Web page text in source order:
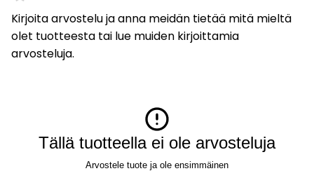
Kirjoita arvostelu ja anna meidän tietää mitä mieltä
olet tuotteesta tai lue muiden kirjoittamia
arvosteluja.
Tällä tuotteella ei ole arvosteluja
Arvostele tuote ja ole ensimmäinen